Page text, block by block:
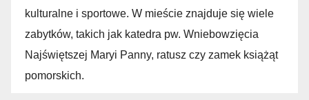
kulturalne i sportowe. W mieście znajduje się wiele
zabytków, takich jak katedra pw. Wniebowzięcia
Najświętszej Maryi Panny, ratusz czy zamek książąt
pomorskich.